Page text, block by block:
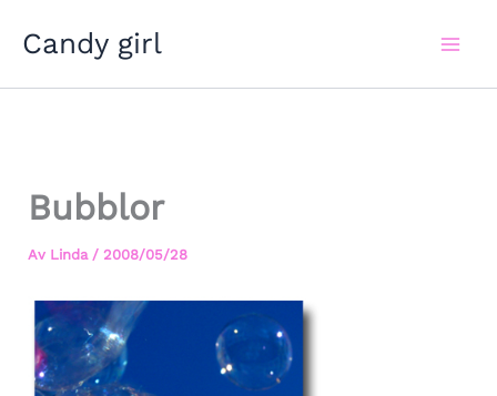
Candy girl
Bubblor
Av Linda / 2008/05/28